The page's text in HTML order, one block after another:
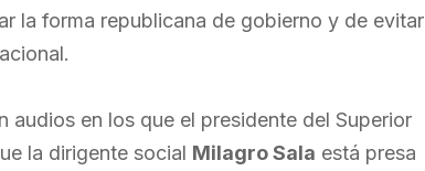
la forma republicana de gobierno y de evitar
audios en los que el presidente del Superior
la dirigente social Milagro Sala está presa